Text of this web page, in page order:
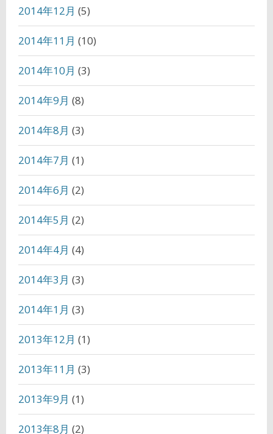
2014年12月 (5)
2014年11月 (10)
2014年10月 (3)
2014年9月 (8)
2014年8月 (3)
2014年7月 (1)
2014年6月 (2)
2014年5月 (2)
2014年4月 (4)
2014年3月 (3)
2014年1月 (3)
2013年12月 (1)
2013年11月 (3)
2013年9月 (1)
2013年8月 (2)